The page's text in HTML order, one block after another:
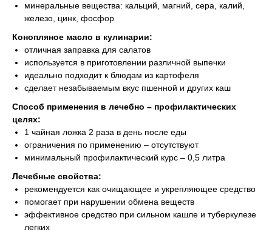
минеральные вещества: кальций, магний, сера, калий,
железо, цинк, фосфор
Конопляное масло в кулинарии:
отличная заправка для салатов
используется в приготовлении различной выпечки
идеально подходит к блюдам из картофеля
сделает незабываемым вкус пшенной и других каш
Способ применения в лечебно – профилактических
целях:
1 чайная ложка 2 раза в день после еды
ограничения по применению – отсутствуют
минимальный профилактический курс – 0,5 литра
Лечебные свойства:
рекомендуется как очищающее и укрепляющее средство
помогает при нарушении обмена веществ
эффективное средство при сильном кашле и туберкулезе
легких